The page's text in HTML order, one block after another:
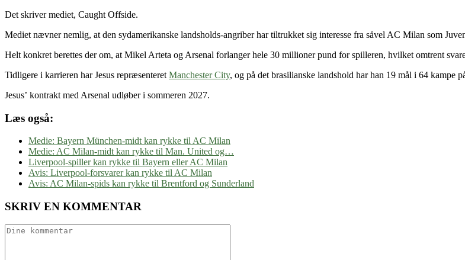
Det skriver mediet, Caught Offside.
Mediet nævner nemlig, at den sydamerikanske landsholds-angriber har tiltrukket sig interesse fra såvel AC Milan som
Helt konkret berettes der om, at Mikel Arteta og Arsenal forlanger hele 30 millioner pund for spilleren, hvilket omtrent
Tidligere i karrieren har Jesus repræsenteret Manchester City, og på det brasilianske landshold har han 19 mål i 64 kampe
Jesus’ kontrakt med Arsenal udløber i sommeren 2027.
Læs også:
Medie: Bayern München-midt kan rykke til AC Milan
Medie: AC Milan-midt kan rykke til Man. United og…
Liverpool-spiller kan rykke til Bayern eller AC Milan
Avis: Liverpool-forsvarer kan rykke til AC Milan
Avis: AC Milan-spids kan rykke til Brentford og Sunderland
SKRIV EN KOMMENTAR